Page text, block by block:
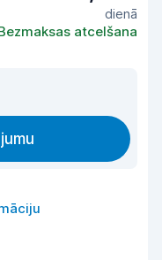
dienā
atcelšana